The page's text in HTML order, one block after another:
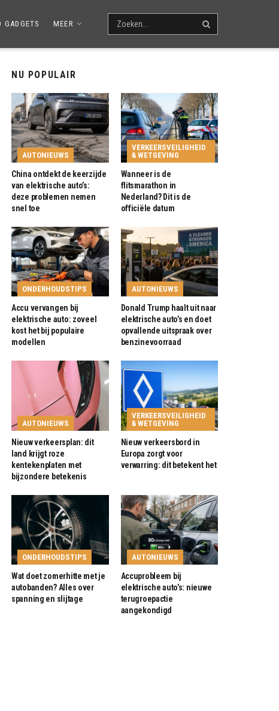
GADGETS MEER
NU POPULAIR
AUTONIEUWS
China ontdekt de keerzijde
van elektrische auto’s:
deze problemen nemen
snel toe
VERKEERSVEILIGHEID
& WETGEVING
Wanneer is de
flitsmarathon in
Nederland? Dit is de
officiële datum
ONDERHOUDSTIPS
Accu vervangen bij
elektrische auto: zoveel
kost het bij populaire
modellen
AUTONIEUWS
Donald Trump haalt uit naar
elektrische auto’s en doet
opvallende uitspraak over
benzinevoorraad
AUTONIEUWS
Nieuw verkeersplan: dit
land krijgt roze
kentekenplaten met
bijzondere betekenis
VERKEERSVEILIGHEID
& WETGEVING
Nieuw verkeersbord in
Europa zorgt voor
verwarring: dit betekent het
ONDERHOUDSTIPS
Wat doet zomerhitte met je
autobanden? Alles over
spanning en slijtage
AUTONIEUWS
Accuprobleem bij
elektrische auto’s: nieuwe
terugroepactie
aangekondigd